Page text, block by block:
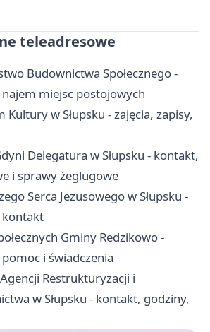
teleadresowe
Budownictwa Społecznego -
miejsc postojowych
Kultury w Słupsku - zajęcia, zapisy,
Delegatura w Słupsku - kontakt,
i sprawy żeglugowe
Serca Jezusowego w Słupsku -
kontakt
Gminy Redzikowo -
i świadczenia
Restrukturyzacji i
w Słupsku - kontakt, godziny,